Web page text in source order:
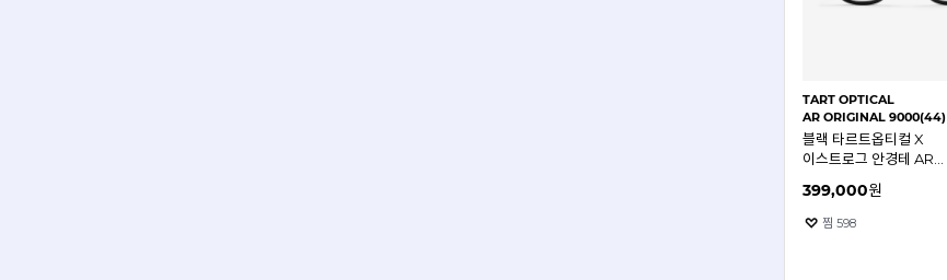
TART OPTICAL
AR ORIGINAL 9000(44)
블랙 타르트옵티컬 X
이스트로그 안경테 AR
399,000원
찜 598